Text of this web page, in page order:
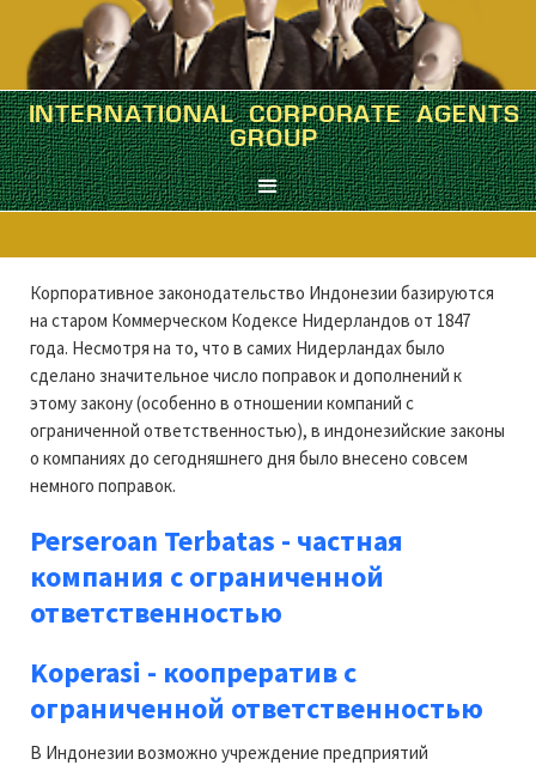
INTERNATIONAL CORPORATE AGENTS
GROUP
ИНДОНЕЗИЯ
Краткий корпоративный экскурс
Корпоративное законодательство Индонезии базируются
на старом Коммерческом Кодексе Нидерландов от 1847
года. Несмотря на то, что в самих Нидерландах было
сделано значительное число поправок и дополнений к
этому закону (особенно в отношении компаний с
ограниченной ответственностью), в индонезийские законы
о компаниях до сегодняшнего дня было внесено совсем
немного поправок.
Perseroan Terbatas - частная
компания с ограниченной
ответственностью
Koperasi - коопрератив с
ограниченной ответственностью
В Индонезии возможно учреждение предприятий